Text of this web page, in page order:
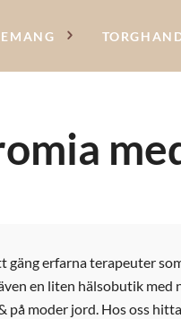
gäng erfarna terapeuter
en liten hälsobutik med
på moder jord. Hos oss